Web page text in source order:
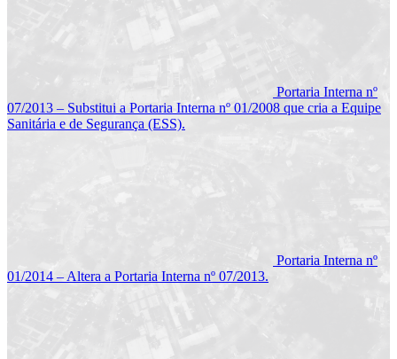
Portaria Interna nº
07/2013 – Substitui a Portaria Interna nº 01/2008 que cria a Equipe
Sanitária e de Segurança (ESS).
Portaria Interna nº
01/2014 – Altera a Portaria Interna nº 07/2013.